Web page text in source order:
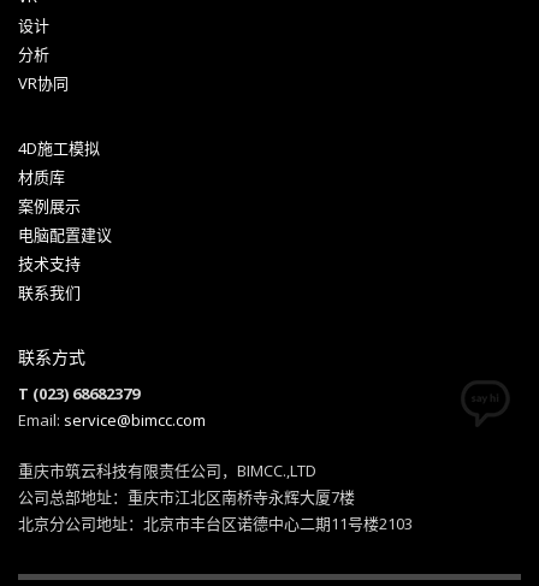
设计
分析
VR协同
4D施工模拟
材质库
案例展示
电脑配置建议
技术支持
联系我们
联系方式
T (023) 68682379
Email: service@bimcc.com
重庆市筑云科技有限责任公司，BIMCC.,LTD
公司总部地址：重庆市江北区南桥寺永辉大厦7楼
北京分公司地址：北京市丰台区诺德中心二期11号楼2103